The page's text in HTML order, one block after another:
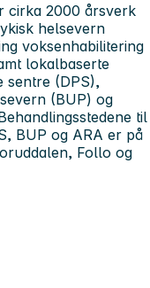
cirka 2000 årsverk
helsevern
voksenhabilitering
lokalbaserte
sentre (DPS),
(BUP) og
til
BUP og ARA er på
Follo og